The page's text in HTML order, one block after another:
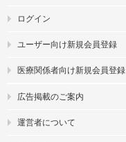
ログイン
ユーザー向け新規会員登録
医療関係者向け新規会員登録
広告掲載のご案内
運営者について